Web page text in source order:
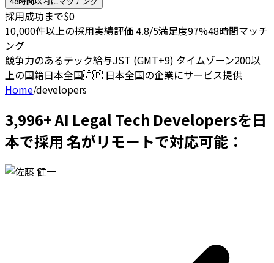
採用成功まで$0
10,000件以上の採用実績評価 4.8/5満足度97%48時間マッチ
ング
競争力のあるテック給与JST (GMT+9) タイムゾーン200以
上の国籍日本全国🇯🇵 日本全国の企業にサービス提供
Home/developers
3,996+ AI Legal Tech Developersを日
本で採用 名がリモートで対応可能：